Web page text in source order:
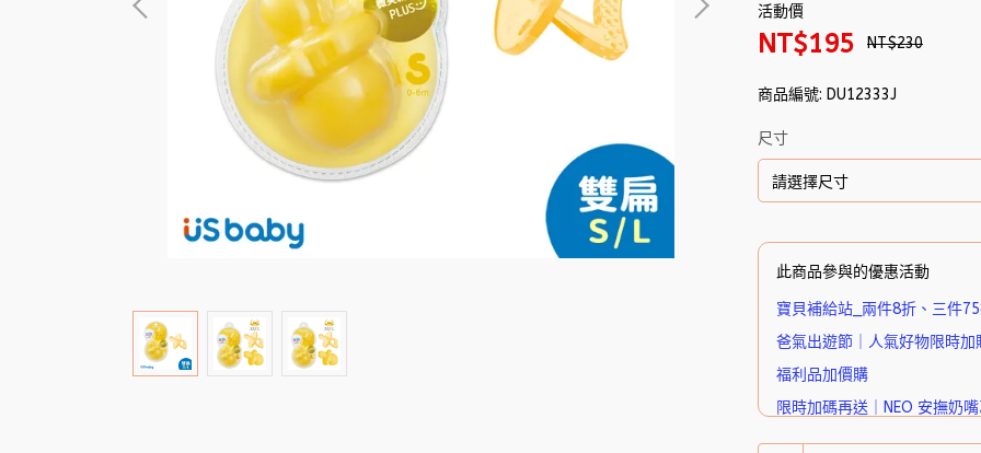
活動價
NT$195 NT$230
商品編號: DU12333J
尺寸
此商品參與的優惠活動
寶貝補給站_兩件8折、三件
爸氣出遊節｜人氣好物限時加
福利品加價購
限時加碼再送｜NEO 安撫奶
爸氣出遊節｜達指定金額贈超